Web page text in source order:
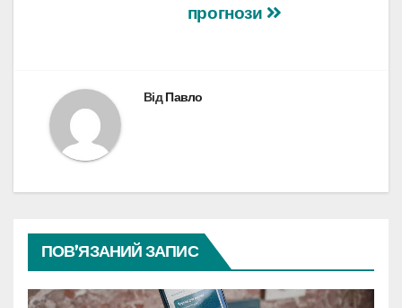
прогнози
ВідПавло
ПОВ’ЯЗАНИЙ ЗАПИС